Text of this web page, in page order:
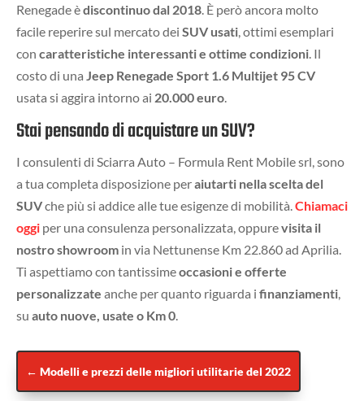
Renegade èdiscontinuo dal 2018 . È però ancora molto
facile reperire sul mercato dei SUV usati , ottimi esemplari
con caratteristiche interessanti e ottime condizioni . Il
costo di una Jeep Renegade Sport 1.6 Multijet 95 CV
usata si aggira intorno ai 20.000 euro
Stai pensando di acquistare un SUV?
I consulenti di Sciarra Auto – Formula Rent Mobile srl, sono
a tua completa disposizione peraiutarti nella scelta del
SUVche più si addice alle tue esigenze di mobilità. Chiamaci
oggi per una consulenza personalizzata, oppurevisita il
nostro showroom in via Nettunense Km 22.860 ad Aprilia.
Ti aspettiamo con tantissimeoccasioni e offerte
personalizzate anche per quanto riguarda i finanziamenti
su auto nuove, usate o Km 0
← Modelli e prezzi delle migliori utilitarie del 2022